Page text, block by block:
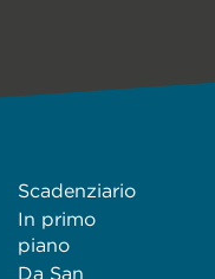
Scadenziario
In primo
piano
Da San